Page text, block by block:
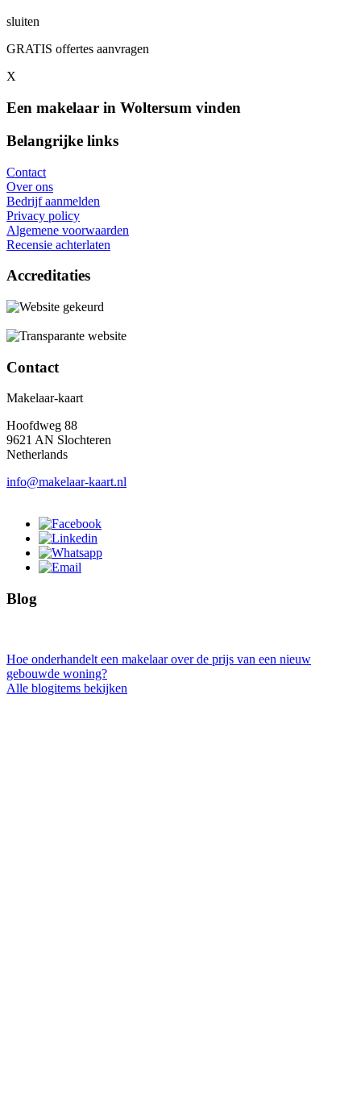
sluiten
GRATIS offertes aanvragen
X
Een makelaar in Woltersum vinden
Belangrijke links
Contact
Over ons
Bedrijf aanmelden
Privacy policy
Algemene voorwaarden
Recensie achterlaten
Accreditaties
Contact
Makelaar-kaart
Hoofdweg 88
9621 AN Slochteren
Netherlands
info@makelaar-kaart.nl
Blog
Hoe onderhandelt een makelaar over de prijs van een nieuw
gebouwde woning?
Alle blogitems bekijken